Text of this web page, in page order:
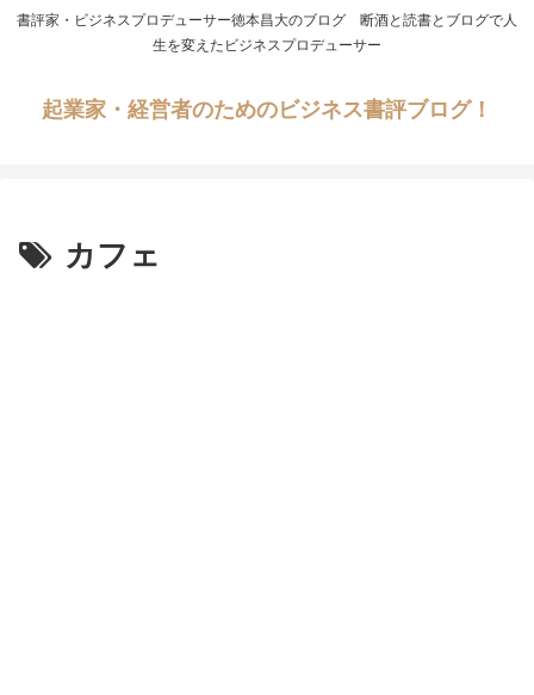
書評家・ビジネスプロデューサー徳本昌大のブログ 断酒と読書とブログで人
生を変えたビジネスプロデューサー
起業家・経営者のためのビジネス書評ブログ！
カフェ